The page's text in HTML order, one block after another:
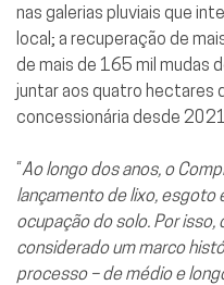
nas galerias pluviais que
local; a recuperação de
de mais de 165 mil mudas
juntar aos quatro hectares
concessionária desde 2021.
“Ao longo dos anos, o
lançamento de lixo, esgoto
ocupação do solo. Por
considerado um marco
processo – de médio e